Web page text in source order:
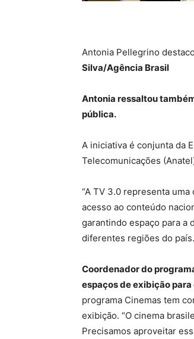
Antonia Pellegrino
Silva/Agência Brasil
Antonia ressaltou
pública.
A iniciativa é conjunta da
Telecomunicações
“A TV 3.0 representa
acesso ao conteúdo
garantindo espaço para a
diferentes regiões do
Coordenador do
espaços de exibição
programa Cinemas tem
exibição. “O cinema
Precisamos aproveitar